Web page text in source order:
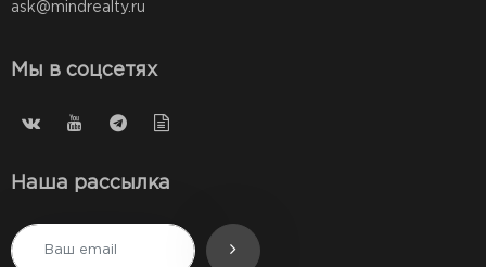
ask@mindrealty.ru
Мы в соцсетях
Наша рассылка